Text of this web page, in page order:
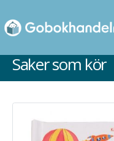
Saker som kör